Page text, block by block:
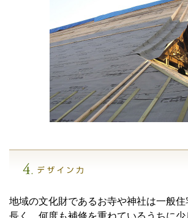
地域の文化財であるお寺や神社は一般
長く、何度も補修を重ねているうちに